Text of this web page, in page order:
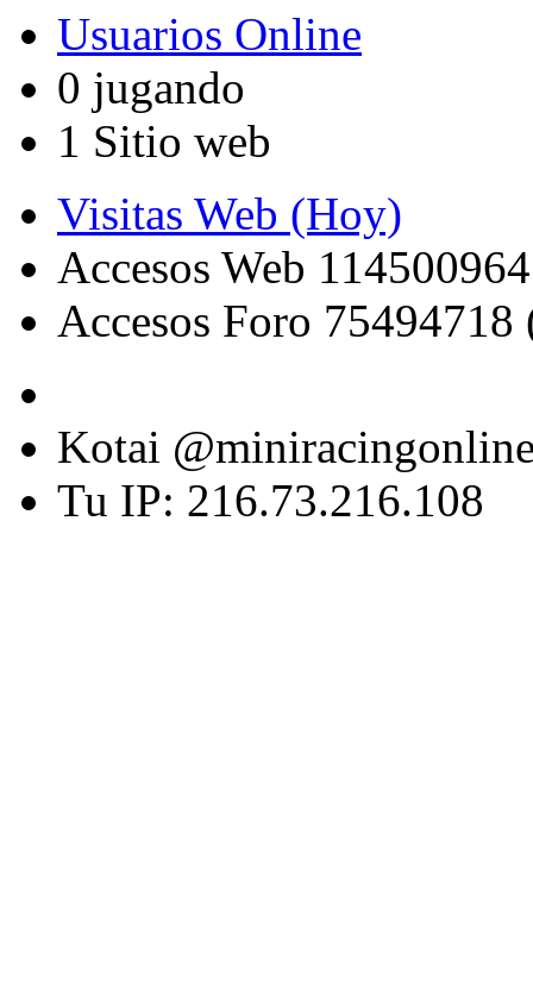
Usuarios Online
0 jugando
1 Sitio web
Visitas Web (Hoy)
Accesos Web
Accesos Foro 75494718
Kotai
Tu IP: 216.73.216.108